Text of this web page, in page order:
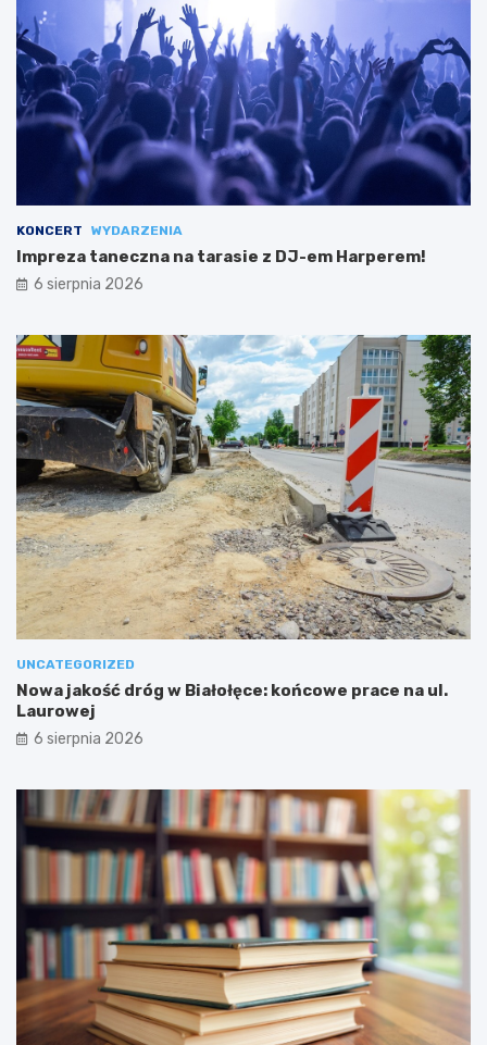
KONCERT WYDARZENIA
Impreza taneczna na tarasie z DJ-em Harperem!
6 sierpnia 2026
UNCATEGORIZED
Nowa jakość dróg w Białołęce: końcowe prace na ul.
Laurowej
6 sierpnia 2026